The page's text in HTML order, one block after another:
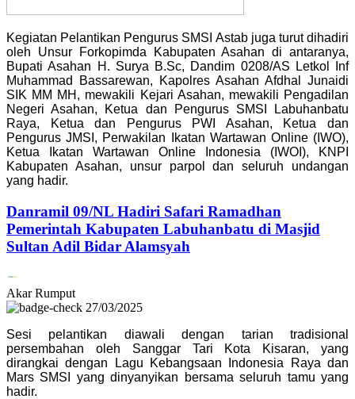
Kegiatan Pelantikan Pengurus SMSI Astab juga turut dihadiri
oleh Unsur Forkopimda Kabupaten Asahan di antaranya,
Bupati Asahan H. Surya B.Sc, Dandim 0208/AS Letkol Inf
Muhammad Bassarewan, Kapolres Asahan Afdhal Junaidi
SIK MM MH, mewakili Kejari Asahan, mewakili Pengadilan
Negeri Asahan, Ketua dan Pengurus SMSI Labuhanbatu
Raya, Ketua dan Pengurus PWI Asahan, Ketua dan
Pengurus JMSI, Perwakilan Ikatan Wartawan Online (IWO),
Ketua Ikatan Wartawan Online Indonesia (IWOI), KNPI
Kabupaten Asahan, unsur parpol dan seluruh undangan
yang hadir.
Danramil 09/NL Hadiri Safari Ramadhan
Pemerintah Kabupaten Labuhanbatu di Masjid
Sultan Adil Bidar Alamsyah
Akar Rumput
27/03/2025
Sesi pelantikan diawali dengan tarian tradisional
persembahan oleh Sanggar Tari Kota Kisaran, yang
dirangkai dengan Lagu Kebangsaan Indonesia Raya dan
Mars SMSI yang dinyanyikan bersama seluruh tamu yang
hadir.